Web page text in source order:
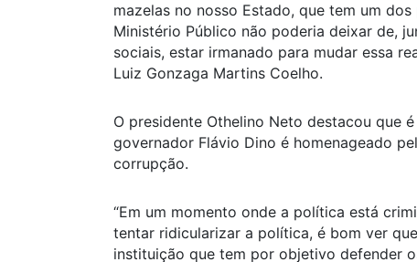
mazelas no nosso Estado, que tem um
Ministério Público não poderia deixar de,
sociais, estar irmanado para mudar essa
Luiz Gonzaga Martins Coelho.
O presidente Othelino Neto destacou que
governador Flávio Dino é homenageado
corrupção.
“Em um momento onde a política está
tentar ridicularizar a política, é bom ver
instituição que tem por objetivo defender